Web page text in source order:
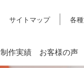
サイトマップ 各
制作実績 お客様の声